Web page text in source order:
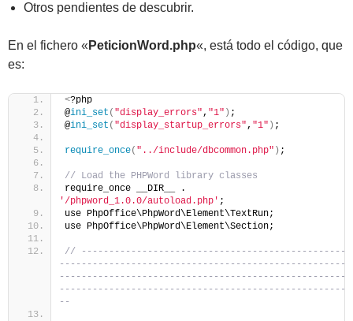
Otros pendientes de descubrir.
En el fichero « PeticionWord.php«, está todo el código, que
es:
<?php
@ini_set ( "display_errors", "1" ) ;
@ini_set ( "display_startup_errors", "1" ) ;
require_once( "../include/dbcommon.php" ) ;
// Load the PHPWord library classes
'/phpword_1.0.0/autoload.php' ;
use PhpOffice\PhpWord\Element\TextRun;
use PhpOffice\PhpWord\Element\Section;
// -------------------------------------------------
-----------------------------------------------------
-----------------------------------------------------
-----------------------------------------------------
--